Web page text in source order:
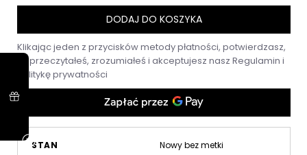
DODAJ DO KOSZYKA
Klikając jeden z przycisków metody płatności, potwierdzasz,
że przeczytałeś, zrozumiałeś i akceptujesz nasz Regulamin i
Politykę prywatności
STAN
Nowy bez metki